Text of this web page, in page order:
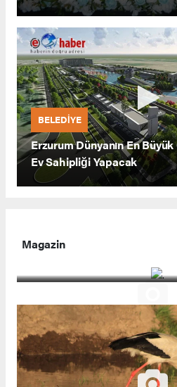
BELEDİYE
Erzurum Dünyanın En
Ev Sahipliği Yapacak
Magazin